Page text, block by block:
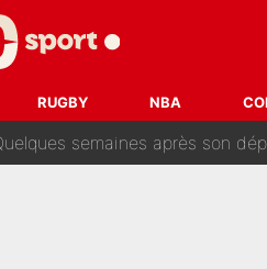
RUGBY NBA
sur le gardien du PSG vire
d’un membre de
après son départ, l'ancien